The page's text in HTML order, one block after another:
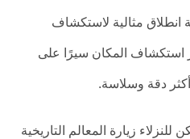
انطلاق مثالية لاستكشاف
استكشاف المكان سيرًا على
أكثر دقة وسلاسة.
زيارة المعالم التاريخية